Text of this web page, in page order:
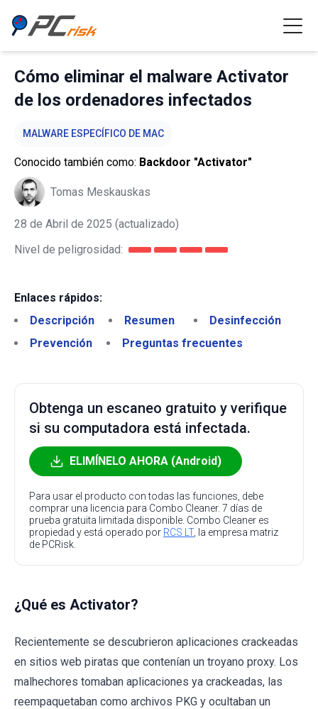
Cómo eliminar el malware Activator
de los ordenadores infectados
MALWARE ESPECÍFICO DE MAC
Conocido también como: Backdoor "Activator"
Tomas Meskauskas
28 de Abril de 2025 (actualizado)
Nivel de peligrosidad:
Enlaces rápidos:
Descripción
Resumen
Desinfección
Prevención
Preguntas frecuentes
Obtenga un escaneo gratuito y verifique
si su computadora está infectada.
ELIMÍNELO AHORA (Android)
Para usar el producto con todas las funciones, debe
comprar una licencia para Combo Cleaner. 7 días de
prueba gratuita limitada disponible. Combo Cleaner es
propiedad y está operado por RCS LT, la empresa matriz
de PCRisk.
¿Qué es Activator?
Recientemente se descubrieron aplicaciones crackeadas
en sitios web piratas que contenían un troyano proxy. Los
malhechores tomaban aplicaciones ya crackeadas, las
reempaquetaban como archivos PKG y ocultaban un